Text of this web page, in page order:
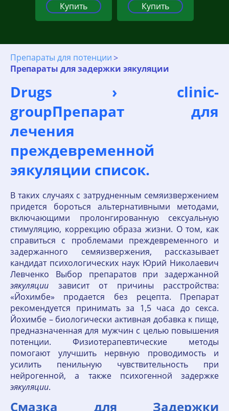
Купить Купить
Препараты для потенции
Препараты для задержки эякуляции
Drugs › clinic-
groupПрепарат для
лечения
преждевременной
эякуляции список.
В таких случаях с затрудненным семяизвержением
придется бороться альтернативными методами,
включающими пролонгированную сексуальную
стимуляцию, коррекцию образа жизни. О том, как
справиться с проблемами преждевременного и
задержанного семяизвержения, рассказывает
кандидат психологических наук Юрий Николаевич
Левченко Выбор препаратов при задержанной
эякуляции зависит от причины расстройства:
«Йохимбе» продается без рецепта. Препарат
рекомендуется принимать за 1,5 часа до секса.
Йохимбе – биологически активная добавка к пище,
предназначенная для мужчин с целью повышения
потенции. Физиотерапевтические методы
помогают улучшить нервную проводимость и
усилить пенильную чувствительность при
нейрогенной, а также психогенной задержке
эякуляции.
Смазка для Задержки